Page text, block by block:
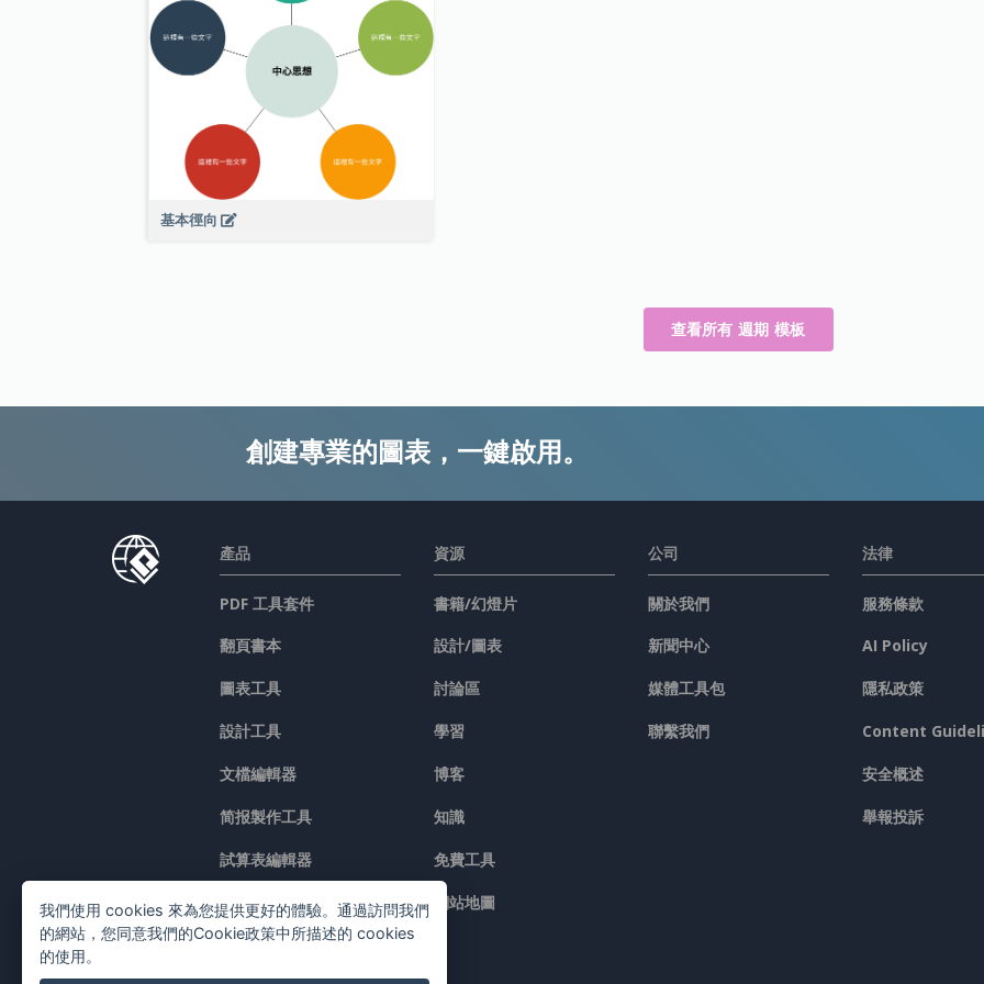
基本徑向
查看所有 週期 模板
創建專業的圖表，一鍵啟用。
產品
PDF 工具套件
翻頁書本
圖表工具
設計工具
文檔編輯器
简报製作工具
試算表編輯器
價格
資源
書籍/幻燈片
設計/圖表
討論區
學習
博客
知識
免費工具
網站地圖
公司
關於我們
新聞中心
媒體工具包
聯繫我們
法律
服務條款
AI Policy
隱私政策
Content
安全概述
舉報投訴
我們使用 cookies 來為您提供更好的體驗。通過訪問我們
的網站，您同意我們的Cookie政策中所描述的 cookies
的使用。